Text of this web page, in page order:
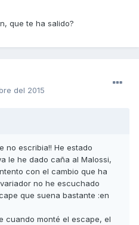
que te ha salido?
del 2015
no escribia!! He estado
le he dado caña al Malossi,
con el cambio que ha
no he escuchado
que suena bastante :en
cuando monté el escape, el